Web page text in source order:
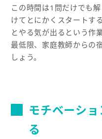
この時間は1問だけでも
けてとにかくスタートす
とやる気が出るという作
最低限、家庭教師からの
しょう。
モチベーシ
る